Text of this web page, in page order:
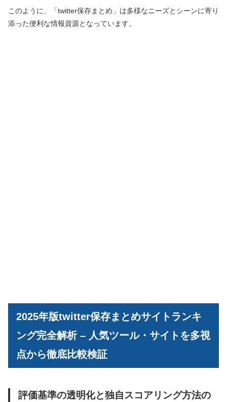
このように、「twitter保存まとめ」は多様なニーズとシーンに寄り
添った便利な情報資源となっています。
2025年版twitter保存まとめサイトランキ
ング完全解析 – 人気ツール・サイトを多視
点から徹底比較検証
評価基準の透明化と独自スコアリング方法の